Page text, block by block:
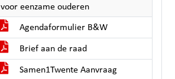
voor eenzame ouderen
Agendaformulier B&W
Brief aan de raad
Samen1Twente Aanvraag